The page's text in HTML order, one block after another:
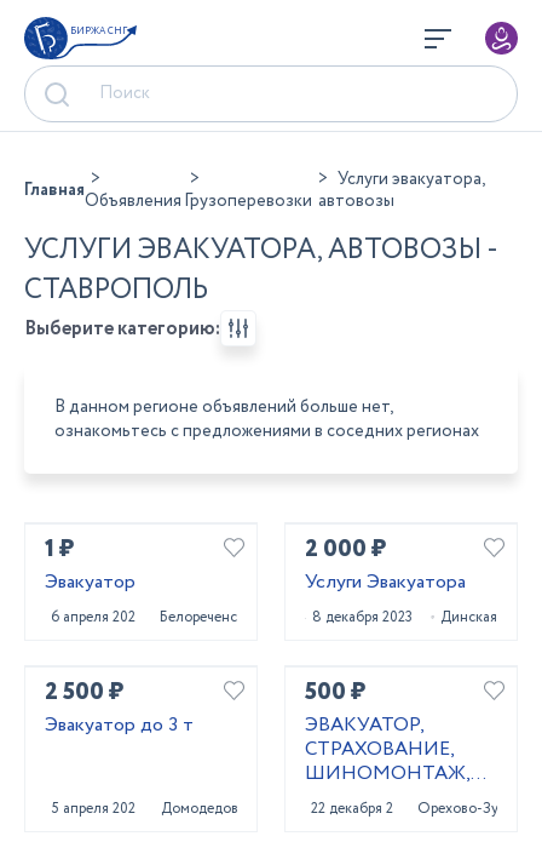
БИРЖА СНГ
ГлавнаяОбъявления Грузоперевозки
Услуги эвакуатора,
автовозы
УСЛУГИ ЭВАКУАТОРА, АВТОВОЗЫ -
СТАВРОПОЛЬ
Выберите категорию:
В данном регионе объявлений больше нет,
ознакомьтесь с предложениями в соседних регионах
1 ₽
Эвакуатор
6 апреля 2023 Белореченск
2 000 ₽
Услуги Эвакуатора
8 декабря 2023 Динская
2 500 ₽
Эвакуатор до 3 т
5 апреля 2024 Домодедово
500 ₽
ЭВАКУАТОР,
СТРАХОВАНИЕ,
ШИНОМОНТАЖ,
ОФОРМЛЕНИЕ
КУПЛИ-ПРОДАЖИ,
22 декабря 2020 Орехово-Зуево